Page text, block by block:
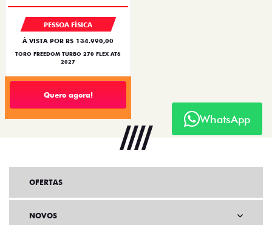
PESSOA FÍSICA
À VISTA POR R$ 134.990,00
TORO FREEDOM TURBO 270 FLEX AT6
2027
Quero agora!
WhatsApp
OFERTAS
NOVOS